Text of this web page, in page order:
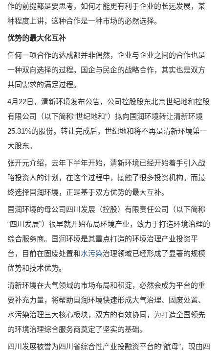
作的前提都是要思考，如何才能更有利于企业的长远发展，某
种程度上讲，这种合作是一种市场的必然选择。
优势的最大化互补
任何一项合作的达成都并非偶然，企业与企业之间的合作也是
一种双向选择的过程。国企与民企的战略合作，其实也是双方
共同需求的满足过程。
4月22日，清新环境发布公告，公司控股股东北京世纪地和控股
有限公司（以下简称“世纪地和”）拟向国润环境转让清新环境
25.31%的股份。转让完成后，世纪地和将不再是清新环境第一
大股东。
张开元介绍，去年下半年开始，清新环境已经开始着手引入战
略投资人的计划，在这个过程中，接触了很多投资机构。而最
终选择国润环境，正是基于双方优势的最大互补。
国润环境的母公司四川发展（控股）有限责任公司（以下简称
“四川发展”）很早就开始布局环境产业，致力于打造环境治理的
综合服务商。国润环境是其重点打造的环境治理产业投资平
台，目前在固废处置和水污染治理领域已经形成了显著的规模
优势和技术优势。
清新环境在大气领域的市场布局和积淀，必然会成为平台的重
要补充力量，将帮助国润环境快速形成大气治理、固废处置、
水污染治理三大核心板块，双方的有效协同，为打造全国领先
的环境治理综合服务商奠定了坚实的基础。
四川发展被誉为四川省综合性产业投融资平台的“航母”，现由四